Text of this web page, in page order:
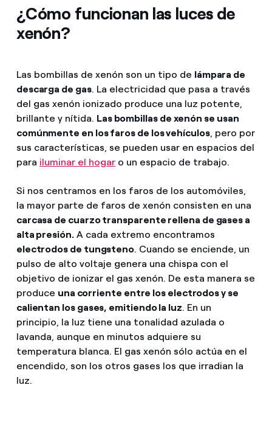
¿Cómo funcionan las luces de
xenón?
Las bombillas de xenón son un tipo de lámpara de
descarga de gas. La electricidad que pasa a través
del gas xenón ionizado produce una luz potente,
brillante y nítida. Las bombillas de xenón se usan
comúnmente en los faros de los vehículos, pero por
sus características, se pueden usar en espacios del
para iluminar el hogaro un espacio de trabajo.
Si nos centramos en los faros de los automóviles,
la mayor parte de faros de xenón consisten en una
carcasa de cuarzo transparente rellena de gases a
alta presión.A cada extremo encontramos
electrodos de tungsteno. Cuando se enciende, un
pulso de alto voltaje genera una chispa con el
objetivo de ionizar el gas xenón. De esta manera se
produce una corriente entre los electrodos y se
calientan los gases, emitiendo la luz. En un
principio, la luz tiene una tonalidad azulada o
lavanda, aunque en minutos adquiere su
temperatura blanca. El gas xenón sólo actúa en el
encendido, son los otros gases los que irradian la
luz.